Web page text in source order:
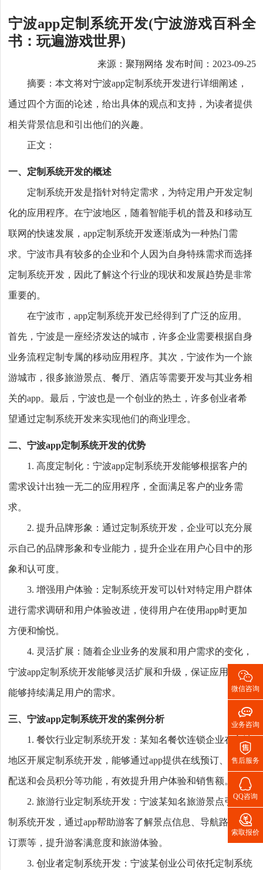
宁波app定制系统开发(宁波游戏百科全
书：玩遍游戏世界)
来源：聚翔网络 发布时间：2023-09-25
摘要：本文将对宁波app定制系统开发进行详细阐述，
通过四个方面的论述，给出具体的观点和支持，为读者提供
相关背景信息和引出他们的兴趣。
正文：
一、定制系统开发的概述
定制系统开发是指针对特定需求，为特定用户开发定制
化的应用程序。在宁波地区，随着智能手机的普及和移动互
联网的快速发展，app定制系统开发逐渐成为一种热门需
求。宁波市具有较多的企业和个人因为自身特殊需求而选择
定制系统开发，因此了解这个行业的现状和发展趋势是非常
重要的。
在宁波市，app定制系统开发已经得到了广泛的应用。
首先，宁波是一座经济发达的城市，许多企业需要根据自身
业务流程定制专属的移动应用程序。其次，宁波作为一个旅
游城市，很多旅游景点、餐厅、酒店等需要开发与其业务相
关的app。最后，宁波也是一个创业的热土，许多创业者希
望通过定制系统开发来实现他们的商业理念。
二、宁波app定制系统开发的优势
1. 高度定制化：宁波app定制系统开发能够根据客户的
需求设计出独一无二的应用程序，全面满足客户的业务需
求。
2. 提升品牌形象：通过定制系统开发，企业可以充分展
示自己的品牌形象和专业能力，提升企业在用户心目中的形
象和认可度。
3. 增强用户体验：定制系统开发可以针对特定用户群体
进行需求调研和用户体验改进，使得用户在使用app时更加
方便和愉悦。
4. 灵活扩展：随着企业业务的发展和用户需求的变化，
宁波app定制系统开发能够灵活扩展和升级，保证应用程序
能够持续满足用户的需求。
三、宁波app定制系统开发的案例分析
1. 餐饮行业定制系统开发：某知名餐饮连锁企业在宁波
地区开展定制系统开发，能够通过app提供在线预订、外卖
配送和会员积分等功能，有效提升用户体验和销售额。
2. 旅游行业定制系统开发：宁波某知名旅游景点引入定
制系统开发，通过app帮助游客了解景点信息、导航路线、
订票等，提升游客满意度和旅游体验。
3. 创业者定制系统开发：宁波某创业公司依托定制系统

微信咨询

业务咨询

售后服务

QQ咨询

索取报价